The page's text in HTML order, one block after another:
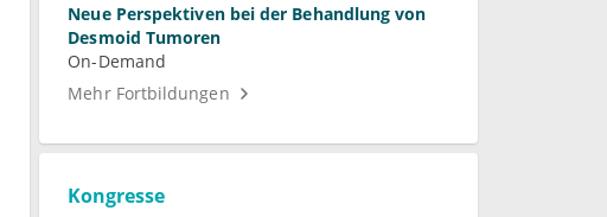
Neue Perspektiven bei der Behandlung von
Desmoid Tumoren
On-Demand
Mehr Fortbildungen
Kongresse